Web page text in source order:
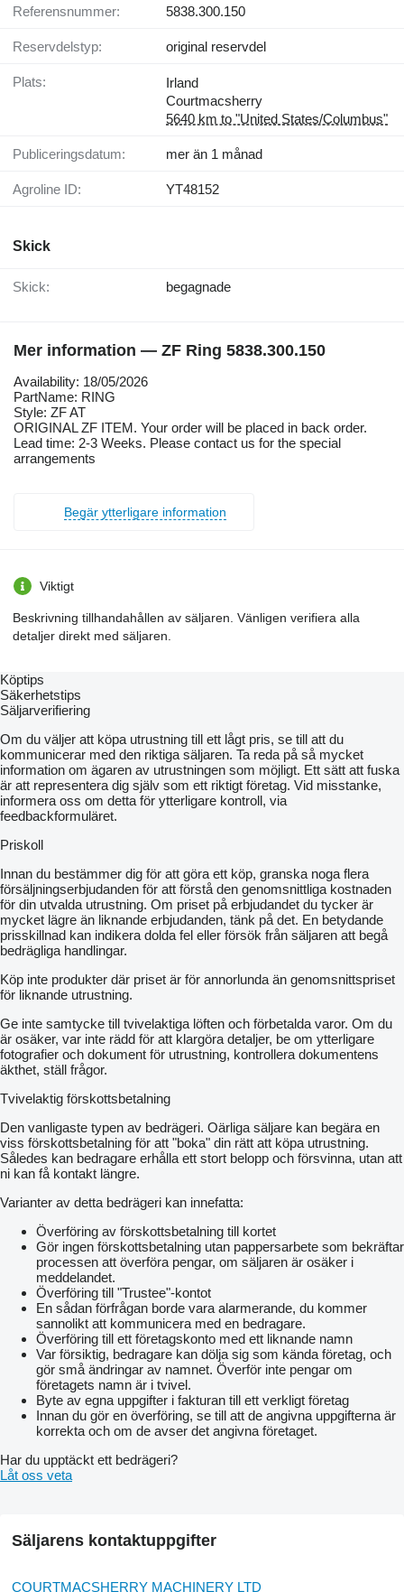
Referensnummer: 5838.300.150
Reservdelstyp: original reservdel
Plats:
Irland
Courtmacsherry
5640 km to "United States/Columbus"
Publiceringsdatum: mer än 1 månad
Agroline ID: YT48152
Skick
Skick: begagnade
Mer information — ZF Ring 5838.300.150
Availability: 18/05/2026
PartName: RING
Style: ZF AT
ORIGINAL ZF ITEM. Your order will be placed in back order.
Lead time: 2-3 Weeks. Please contact us for the special
arrangements
Begär ytterligare information
Viktigt
Beskrivning tillhandahållen av säljaren. Vänligen verifiera alla
detaljer direkt med säljaren.
Köptips
Säkerhetstips
Säljarverifiering
Om du väljer att köpa utrustning till ett lågt pris, se till att du
kommunicerar med den riktiga säljaren. Ta reda på så mycket
information om ägaren av utrustningen som möjligt. Ett sätt att fuska
är att representera dig själv som ett riktigt företag. Vid misstanke,
informera oss om detta för ytterligare kontroll, via
feedbackformuläret.
Priskoll
Innan du bestämmer dig för att göra ett köp, granska noga flera
försäljningserbjudanden för att förstå den genomsnittliga kostnaden
för din utvalda utrustning. Om priset på erbjudandet du tycker är
mycket lägre än liknande erbjudanden, tänk på det. En betydande
prisskillnad kan indikera dolda fel eller försök från säljaren att begå
bedrägliga handlingar.
Köp inte produkter där priset är för annorlunda än genomsnittspriset
för liknande utrustning.
Ge inte samtycke till tvivelaktiga löften och förbetalda varor. Om du
är osäker, var inte rädd för att klargöra detaljer, be om ytterligare
fotografier och dokument för utrustning, kontrollera dokumentens
äkthet, ställ frågor.
Tvivelaktig förskottsbetalning
Den vanligaste typen av bedrägeri. Oärliga säljare kan begära en
viss förskottsbetalning för att "boka" din rätt att köpa utrustning.
Således kan bedragare erhålla ett stort belopp och försvinna, utan att
ni kan få kontakt längre.
Varianter av detta bedrägeri kan innefatta:
Överföring av förskottsbetalning till kortet
Gör ingen förskottsbetalning utan pappersarbete som bekräftar
processen att överföra pengar, om säljaren är osäker i
meddelandet.
Överföring till "Trustee"-kontot
En sådan förfrågan borde vara alarmerande, du kommer
sannolikt att kommunicera med en bedragare.
Överföring till ett företagskonto med ett liknande namn
Var försiktig, bedragare kan dölja sig som kända företag, och
gör små ändringar av namnet. Överför inte pengar om
företagets namn är i tvivel.
Byte av egna uppgifter i fakturan till ett verkligt företag
Innan du gör en överföring, se till att de angivna uppgifterna är
korrekta och om de avser det angivna företaget.
Har du upptäckt ett bedrägeri?
Låt oss veta
Säljarens kontaktuppgifter
COURTMACSHERRY MACHINERY LTD